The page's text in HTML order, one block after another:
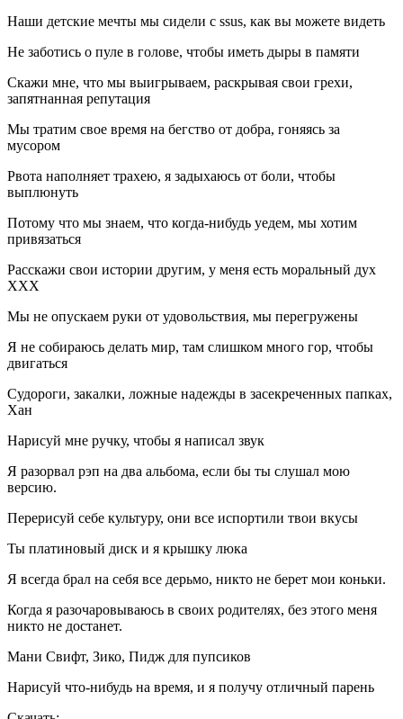
Наши детские мечты мы сидели с ssus, как вы можете видеть
Не заботись о пуле в голове, чтобы иметь дыры в памяти
Скажи мне, что мы выигрываем, раскрывая свои грехи,
запятнанная репутация
Мы тратим свое время на бегство от добра, гоняясь за
мусором
Рвота наполняет трахею, я задыхаюсь от боли, чтобы
выплюнуть
Потому что мы знаем, что когда-нибудь уедем, мы хотим
привязаться
Расскажи свои истории другим, у меня есть моральный дух
XXX
Мы не опускаем руки от удовольствия, мы перегружены
Я не собираюсь делать мир, там слишком много гор, чтобы
двигаться
Судороги, закалки, ложные надежды в засекреченных папках,
Хан
Нарисуй мне ручку, чтобы я написал звук
Я разорвал рэп на два альбома, если бы ты слушал мою
версию.
Перерисуй себе культуру, они все испортили твои вкусы
Ты платиновый диск и я крышку люка
Я всегда брал на себя все дерьмо, никто не берет мои коньки.
Когда я разочаровываюсь в своих родителях, без этого меня
никто не достанет.
Мани Свифт, Зико, Пидж для пупсиков
Нарисуй что-нибудь на время, и я получу отличный парень